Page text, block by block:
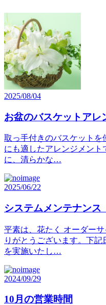
2025/08/04
お盆のバスケットアレ
取っ手付きのバスケット
にも適したアレンジメン
に、清らかな…
2025/06/22
システムメンテナンス
平素は、花たく オーダー
りがとうございます。下
を実施いたし…
2024/09/29
10月の営業時間